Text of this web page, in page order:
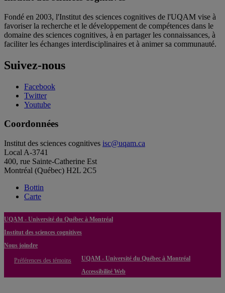
Fondé en 2003, l'Institut des sciences cognitives de l'UQAM vise à
favoriser la recherche et le développement de compétences dans le
domaine des sciences cognitives, à en partager les connaissances, à
faciliter les échanges interdisciplinaires et à animer sa communauté.
Suivez-nous
Facebook
Twitter
Youtube
Coordonnées
Institut des sciences cognitives isc@uqam.ca
Local A-3741
400, rue Sainte-Catherine Est
Montréal (Québec) H2L 2C5
Bottin
Carte
UQAM - Université du Québec à Montréal
Institut des sciences cognitives
Nous joindre
Préférences des témoins
UQAM - Université du Québec à Montréal
Accessibilité Web